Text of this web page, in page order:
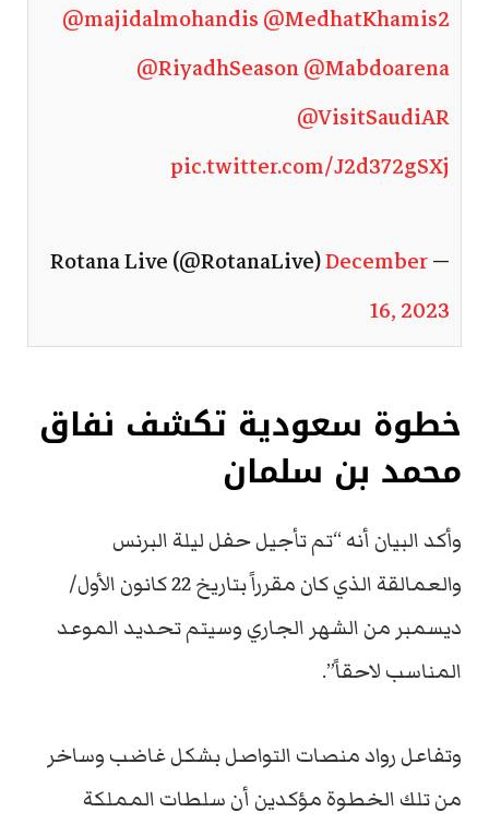
@majidalmohandis@MedhatKhamis2
@RiyadhSeason@Mabdoarena
@VisitSaudiAR
pic.twitter.com/J2d372gSXj
— Rotana Live (@RotanaLive)
December
16, 2023
خطوة سعودية تكشف نفاق
محمد بن سلمان
وأكد البيان أنه “تم تأجيل حفل ليلة البرنس
والعمالقة الذي كان مقرراً بتاريخ 22 كانون الأول/
ديسمبر من الشهر الجاري وسيتم تحديد الموعد
المناسب لاحقاً”.
وتفاعل رواد منصات التواصل بشكل غاضب وساخر
من تلك الخطوة مؤكدين أن سلطات المملكة